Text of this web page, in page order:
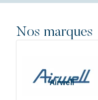
Nos marques
Airwell